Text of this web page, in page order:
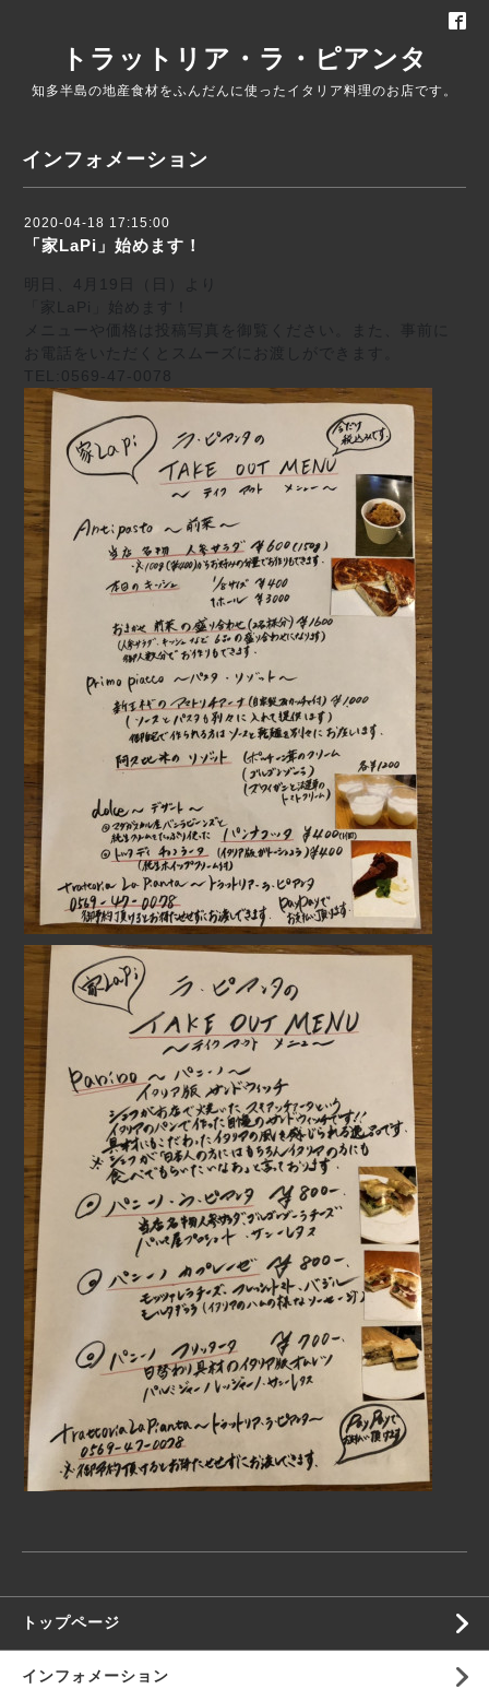
トラットリア・ラ・ピアンタ
知多半島の地産食材をふんだんに使ったイタリア料理のお店です。
インフォメーション
2020-04-18 17:15:00
「家LaPi」始めます！
明日、4月19日（日）より
「家LaPi」始めます！
メニューや価格は投稿写真を御覧ください。また、事前に
お電話をいただくとスムーズにお渡しができます。
TEL:0569-47-0078
トップページ
インフォメーション